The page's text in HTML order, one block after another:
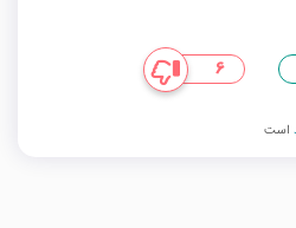
6
است